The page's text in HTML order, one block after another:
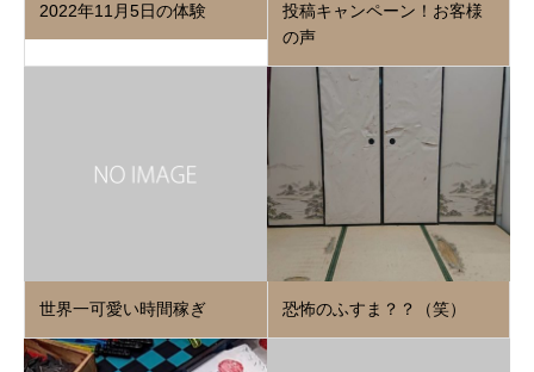
2022年11月5日の体験
投稿キャンペーン！お客様
の声
世界一可愛い時間稼ぎ 恐怖のふすま？？（笑）